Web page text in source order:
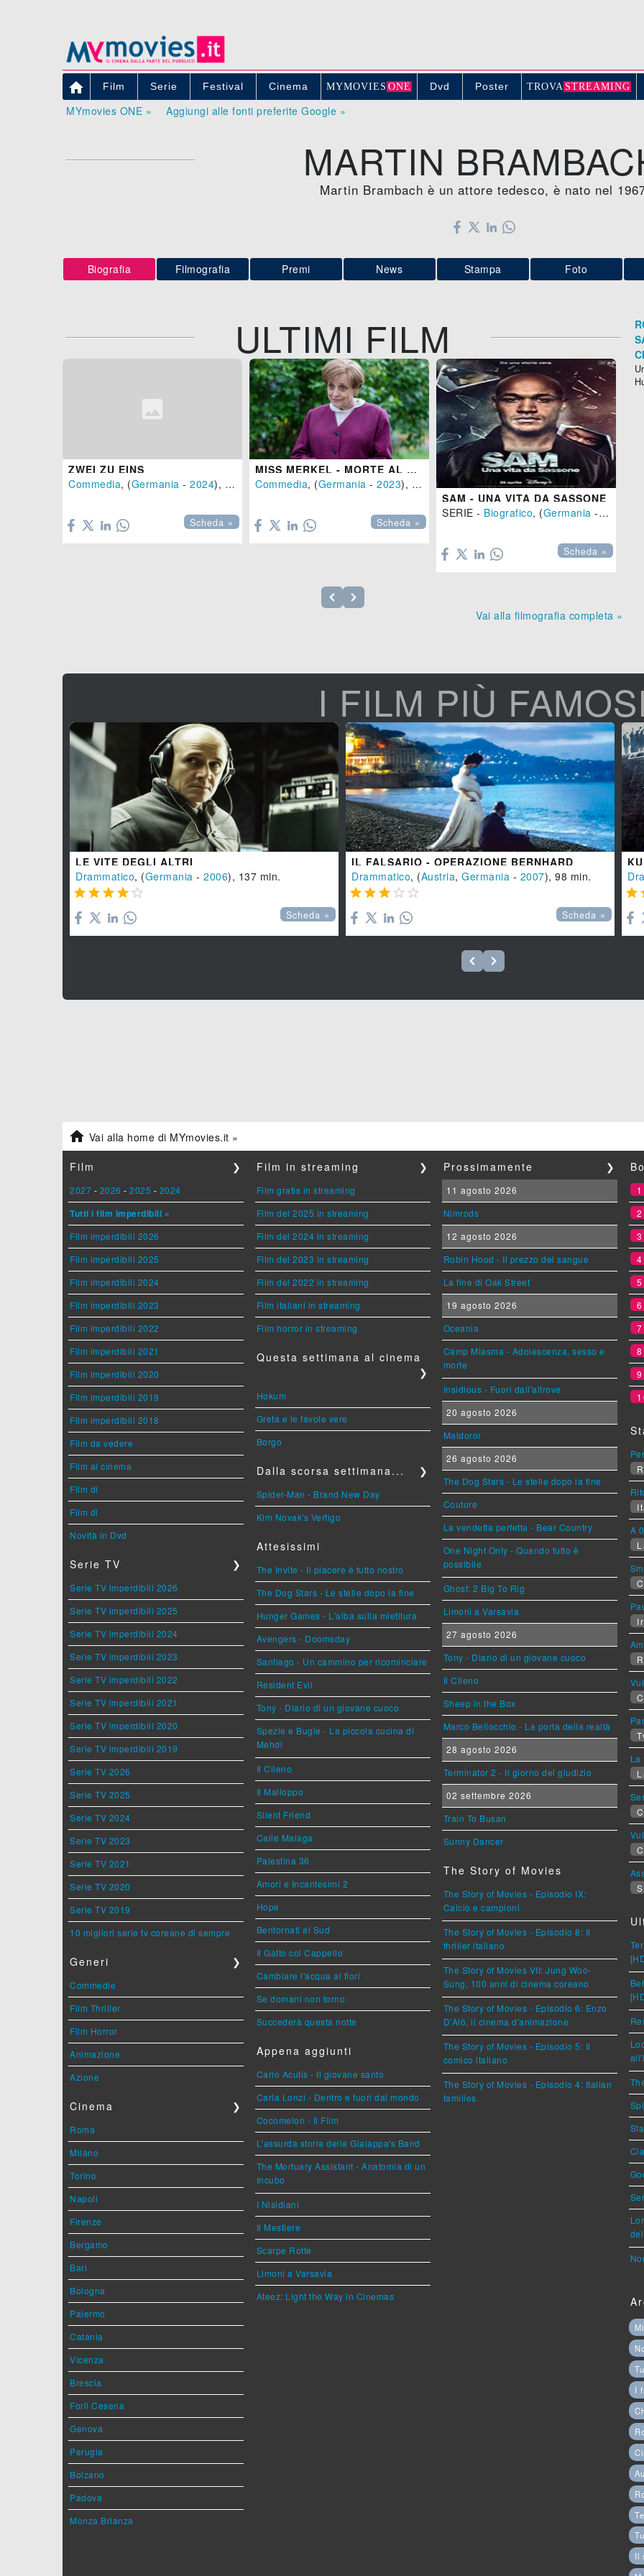
 Film Serie Festival Cinema MYMOVIE S ONE Dvd Poster TROVA STREAMING
MYmovies ONE » Aggiungi alle fonti preferite Google »
MARTIN
Martin Brambach è un attore tedesco, è nato nel
Biografia Filmografia Premi News Stampa Foto
ULTIMI FILM
ZWEI ZU EINS
Commedia, (Germania - 2024), 116 min.
Scheda »
MISS MERKEL - MORTE AL CASTELLO
Commedia, (Germania - 2023), 90 min.
Scheda »
SAM - UNA VITA DA SASSONE
SERIE - Biografico, (Germania - 2023
Scheda »
Vai alla filmografia completa »
I FILM PIÙ FAMOSI
LE VITE DEGLI ALTRI
Drammatico, (Germania - 2006), 137 min.
    
Scheda »
IL FALSARIO - OPERAZIONE BERNHARD
Drammatico, (Austria, Germania - 2007), 98 min.
    
Scheda »

 Vai alla home di MYmovies.it »
Film ❯
2027 - 2026 - 2025 - 2024
Tutti i film imperdibili »
Film imperdibili 2026
Film imperdibili 2025
Film imperdibili 2024
Film imperdibili 2023
Film imperdibili 2022
Film imperdibili 2021
Film imperdibili 2020
Film imperdibili 2019
Film imperdibili 2018
Film da vedere
Film al cinema
Film di
Film di
Novità in Dvd
Serie TV ❯
Serie TV imperdibili 2026
Serie TV imperdibili 2025
Serie TV imperdibili 2024
Serie TV imperdibili 2023
Serie TV imperdibili 2022
Serie TV imperdibili 2021
Serie TV imperdibili 2020
Serie TV imperdibili 2019
Serie TV 2026
Serie TV 2025
Serie TV 2024
Serie TV 2023
Serie TV 2021
Serie TV 2020
Serie TV 2019
10 migliori serie tv coreane di sempre
Generi ❯
Commedie
Film Thriller
Film Horror
Animazione
Azione
Cinema ❯
Roma
Milano
Torino
Napoli
Firenze
Bergamo
Bari
Bologna
Palermo
Catania
Vicenza
Brescia
Forlì Cesena
Genova
Perugia
Bolzano
Padova
Monza Brianza
Film in streaming ❯
Film gratis in streaming
Film del 2025 in streaming
Film del 2024 in streaming
Film del 2023 in streaming
Film del 2022 in streaming
Film italiani in streaming
Film horror in streaming
Questa settimana al cinema
❯
Hokum
Greta e le favole vere
Borgo
Dalla scorsa settimana... ❯
Spider-Man - Brand New Day
Kim Novak's Vertigo
Attesissimi
The Invite - Il piacere è tutto nostro
The Dog Stars - Le stelle dopo la fine
Hunger Games - L'alba sulla mietitura
Avengers - Doomsday
Santiago - Un cammino per ricominciare
Resident Evil
Tony - Diario di un giovane cuoco
Spezie e Bugie - La piccola cucina di
Mehdi
Il Cileno
Il Malloppo
Silent Friend
Calle Malaga
Palestina 36
Amori e Incantesimi 2
Hope
Bentornati al Sud
Il Gatto col Cappello
Cambiare l'acqua ai fiori
Se domani non torno
Succederà questa notte
Appena aggiunti
Carlo Acutis - Il giovane santo
Carla Lonzi - Dentro e fuori dal mondo
Cocomelon - Il Film
L'assurda storia della Gialappa's Band
The Mortuary Assistant - Anatomia di un
Incubo
I Nisidiani
Il Mestiere
Scarpe Rotte
Limoni a Varsavia
Ateez: Light the Way in Cinemas
Prossimamente ❯
11 agosto 2026
Nimrods
12 agosto 2026
Robin Hood - Il prezzo del sangue
La fine di Oak Street
19 agosto 2026
Oceania
Camp Miasma - Adolescenza, sesso e
morte
Insidious - Fuori dall'altrove
20 agosto 2026
Maldoror
26 agosto 2026
The Dog Stars - Le stelle dopo la fine
Couture
La vendetta perfetta - Bear Country
One Night Only - Quando tutto è
possibile
Ghost: 2 Big To Rig
Limoni a Varsavia
27 agosto 2026
Tony - Diario di un giovane cuoco
Il Cileno
Sheep in the Box
Marco Bellocchio - La porta della realtà
28 agosto 2026
Terminator 2 - Il giorno del giudizio
02 settembre 2026
Train To Busan
Sunny Dancer
The Story of Movies
The Story of Movies - Episodio IX:
Calcio e campioni
The Story of Movies - Episodio 8: Il
thriller italiano
The Story of Movies VII: Jung Woo-
Sung, 100 anni di cinema coreano
The Story of Movies - Episodio 6: Enzo
D'Alò, il cinema d'animazione
The Story of Movies - Episodio 5: Il
comico italiano
The Story of Movies - Episodio 4: Italian
families
1
2
3
4
5
6
7
8
9
A
La
I
Il